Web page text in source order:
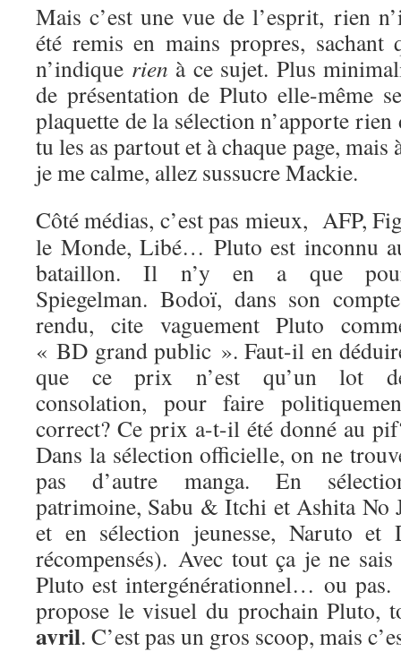
Mais c’est une vue de l’esprit, rien
été remis en mains propres,
n’indique rien à ce sujet. Plus
de présentation de Pluto elle-même
plaquette de la sélection n’apporte
tu les as partout et à chaque page,
je me calme, allez sussucre Mackie.
Côté médias, c’est pas mieux, AFP,
le Monde, Libé… Pluto est inconnu
bataillon. Il n’y en a que
Spiegelman. Bodoï, dans son
rendu, cite vaguement Pluto
« BD grand public ». Faut-il en
que ce prix n’est qu’un lot
consolation, pour faire
correct? Ce prix a-t-il été donné au
Dans la sélection officielle, on ne
pas d’autre manga. En
patrimoine, Sabu & Itchi et Ashita No
et en sélection jeunesse, Naruto et
récompensés). Avec tout ça je ne
Pluto est intergénérationnel… ou
propose le visuel du prochain Pluto,
avril. C’est pas un gros scoop, mais